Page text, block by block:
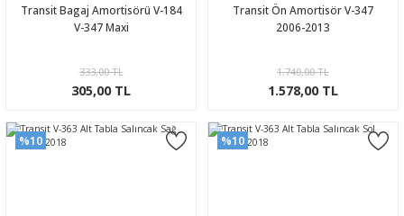
Transit Bagaj Amortisörü V-184
V-347 Maxi
333,00 TL
305,00 TL
Transit Ön Amortisör V-347
2006-2013
1.740,00 TL
1.578,00 TL
%10 %10